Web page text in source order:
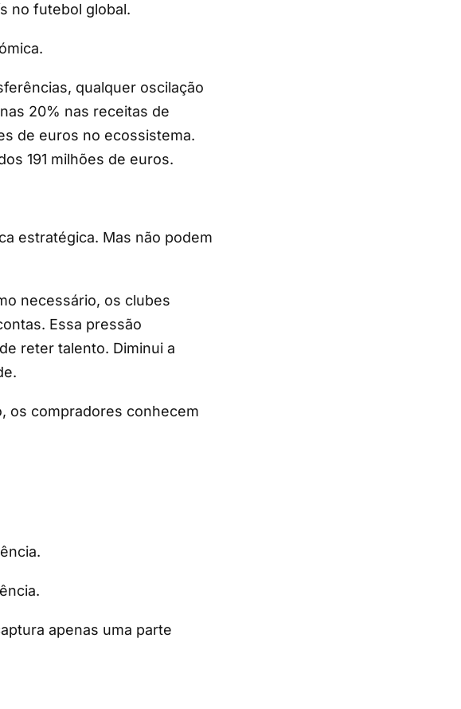
no futebol global.
qualquer oscilação
20% nas receitas de
de euros no ecossistema.
191 milhões de euros.
estratégica. Mas não podem
necessário, os clubes
Essa pressão
reter talento. Diminui a
os compradores conhecem
apenas uma parte